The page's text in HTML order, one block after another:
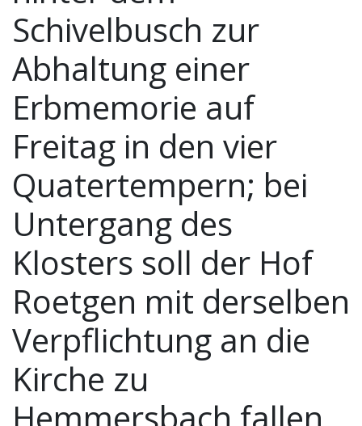
Schivelbusch zur
Abhaltung einer
Erbmemorie auf
Freitag in den vier
Quatertempern; bei
Untergang des
Klosters soll der Hof
Roetgen mit derselben
Verpflichtung an die
Kirche zu